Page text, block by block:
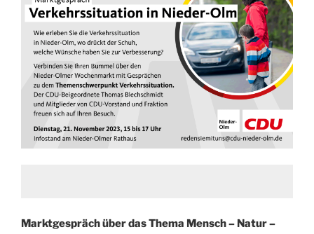
Marktgespräch über das Thema Mensch – Natur –